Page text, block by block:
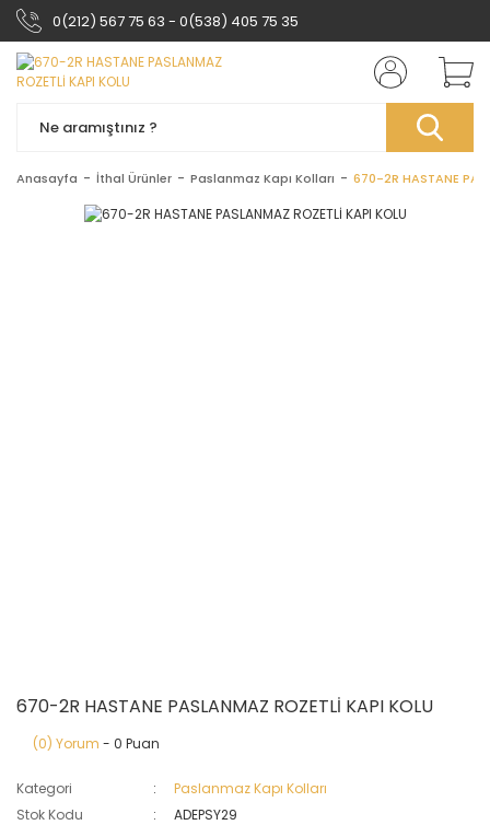
0(212) 567 75 63 - 0(538) 405 75 35
Anasayfa İthal Ürünler Paslanmaz Kapı Kolları 670-2R HASTANE
670-2R HASTANE PASLANMAZ ROZETLİ KAPI KOLU
(0) Yorum - 0 Puan
Kategori
Paslanmaz Kapı Kolları
Stok Kodu
ADEPSY29